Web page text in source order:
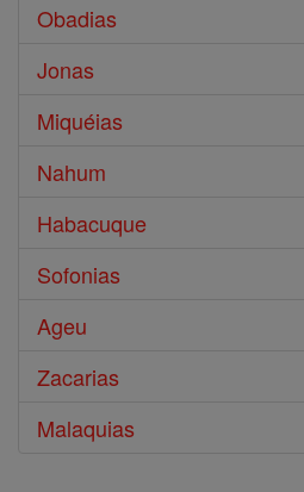
Obadias
Jonas
Miquéias
Nahum
Habacuque
Sofonias
Ageu
Zacarias
Malaquias